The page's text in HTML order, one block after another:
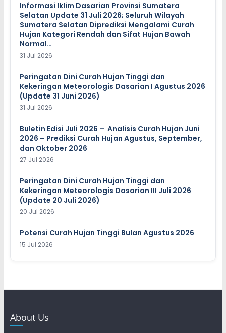
Informasi Iklim Dasarian Provinsi Sumatera
Selatan Update 31 Juli 2026; Seluruh Wilayah
Sumatera Selatan Diprediksi Mengalami Curah
Hujan Kategori Rendah dan Sifat Hujan Bawah
Normal…
31 Jul 2026
Peringatan Dini Curah Hujan Tinggi dan
Kekeringan Meteorologis Dasarian I Agustus 2026
(Update 31 Juni 2026)
31 Jul 2026
Buletin Edisi Juli 2026 – Analisis Curah Hujan Juni
2026 – Prediksi Curah Hujan Agustus, September,
dan Oktober 2026
27 Jul 2026
Peringatan Dini Curah Hujan Tinggi dan
Kekeringan Meteorologis Dasarian III Juli 2026
(Update 20 Juli 2026)
20 Jul 2026
Potensi Curah Hujan Tinggi Bulan Agustus 2026
15 Jul 2026
About Us